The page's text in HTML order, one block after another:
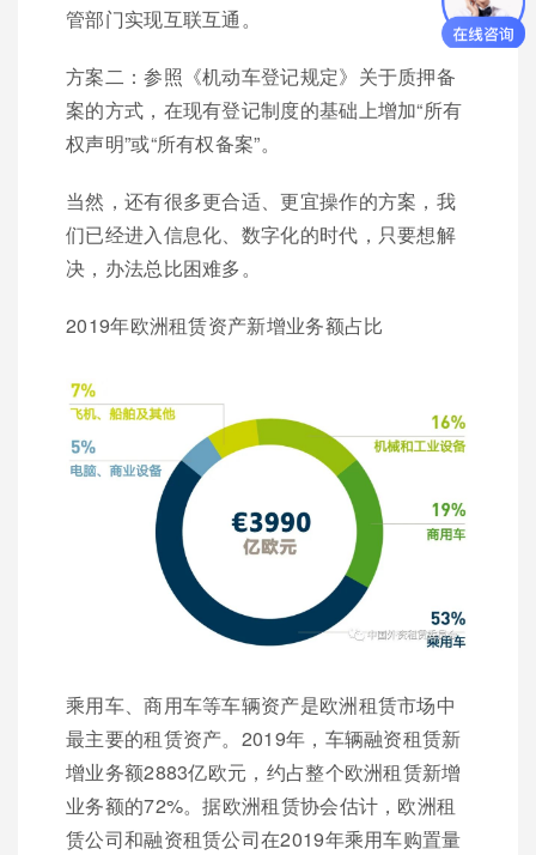
管部门实现互联互通。
方案二：参照《机动车登记规定》关于质押备
案的方式，在现有登记制度的基础上增加“所有
权声明”或“所有权备案”。
当然，还有很多更合适、更宜操作的方案，我
们已经进入信息化、数字化的时代，只要想解
决，办法总比困难多。
2019年欧洲租赁资产新增业务额占比
乘用车、商用车等车辆资产是欧洲租赁市场中
最主要的租赁资产。2019年，车辆融资租赁新
增业务额2883亿欧元，约占整个欧洲租赁新增
业务额的72%。据欧洲租赁协会估计，欧洲租
赁公司和融资租赁公司在2019年乘用车购置量